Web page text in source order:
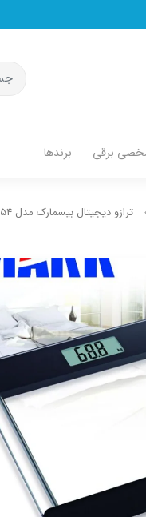
برقی برندها
ترازو دیجیتال بیسمارک مدل BM4454 (ارسال رایگان)